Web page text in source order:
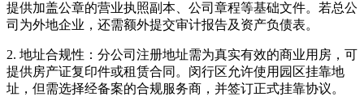
提供加盖公章的营业执照副本、公司章程等基础文件。若总公
司为外地企业，还需额外提交审计报告及资产负债表。
2. 地址合规性：分公司注册地址需为真实有效的商业用房，可
提供房产证复印件或租赁合同。闵行区允许使用园区挂靠地
址，但需选择经备案的合规服务商，并签订正式挂靠协议。